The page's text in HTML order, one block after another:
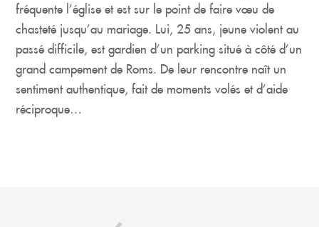
fréquente l’église et est sur le point de faire vœu de
chasteté jusqu’au mariage. Lui, 25 ans, jeune violent au
passé difficile, est gardien d’un parking situé à côté d’un
grand campement de Roms. De leur rencontre naît un
sentiment authentique, fait de moments volés et d’aide
réciproque…